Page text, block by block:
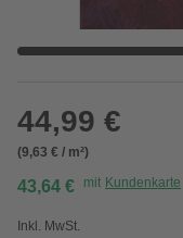
44,99 €
(9,63 € / m²)
43,64 € mit Kundenkarte
Inkl. MwSt.